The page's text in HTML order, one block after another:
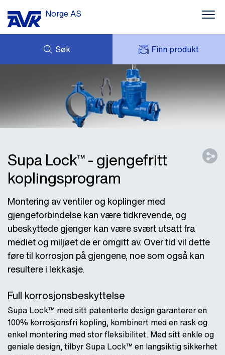
Norge AS
Søk Finn produkt
FORESPØRSEL
MITT AVK
AVK HOLDING (GROUP)
PRODUKTPROGRAM
Supa Lock™ - gjengefritt
koplingsprogram
Montering av ventiler og koplinger med
gjengeforbindelse kan være tidkrevende, og
ubeskyttede gjenger kan være svært utsatt fra
mediet og miljøet de er omgitt av. Over tid vil dette
føre til korrosjon på gjengene, noe som også kan
resultere i lekkasje.
Full korrosjonsbeskyttelse
Supa Lock™ med sitt patenterte design garanterer en
100% korrosjonsfri kopling, kombinert med en rask og
enkel montering med stor fleksibilitet. Med sitt enkle og
geniale design, tilbyr Supa Lock™ en langsiktig sikkerhet